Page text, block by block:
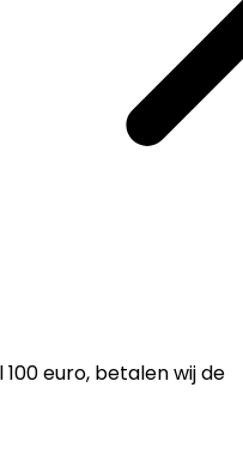
euro, betalen wij de